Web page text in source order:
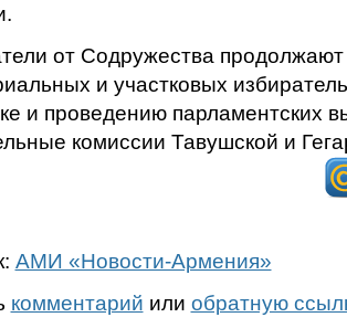
от Содружества продолжают
и участковых
и проведению парламентских
комиссии Тавушской и
АМИ «Новости-Армения»
комментарий или обратную